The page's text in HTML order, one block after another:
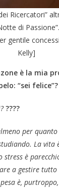
Ricercatori”
di
gentile
Kelly]
è la mia
“sei felice”?
????
per
La vita
è
a gestire tutto
è,